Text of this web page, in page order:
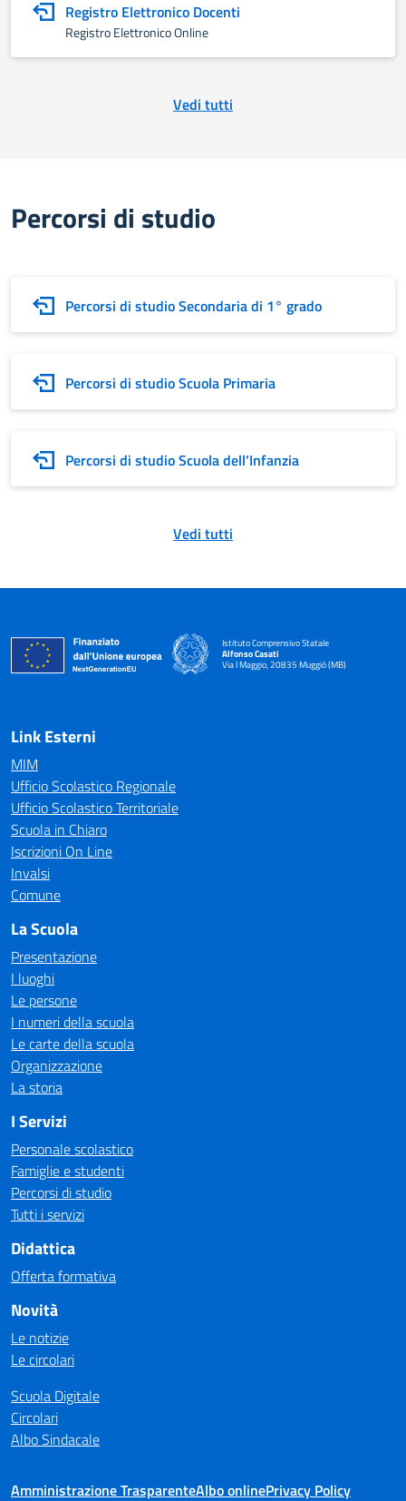
Registro Elettronico Docenti
Registro Elettronico Online
Vedi tutti
Percorsi di studio
Percorsi di studio Secondaria di 1° grado
Percorsi di studio Scuola Primaria
Percorsi di studio Scuola dell’Infanzia
Vedi tutti
Istituto Comprensivo Statale
Alfonso Casati
Via I Maggio, 20835 Muggiò (MB)
Link Esterni
MIM
Ufficio Scolastico Regionale
Ufficio Scolastico Territoriale
Scuola in Chiaro
Iscrizioni On Line
Invalsi
Comune
La Scuola
Presentazione
I luoghi
Le persone
I numeri della scuola
Le carte della scuola
Organizzazione
La storia
I Servizi
Personale scolastico
Famiglie e studenti
Percorsi di studio
Tutti i servizi
Didattica
Offerta formativa
Novità
Le notizie
Le circolari
Scuola Digitale
Circolari
Albo Sindacale
Amministrazione TrasparenteAlbo onlinePrivacy Policy